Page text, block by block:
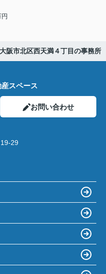
大阪市北区西天満４丁目の事務所
スペース
お問い合わせ
29